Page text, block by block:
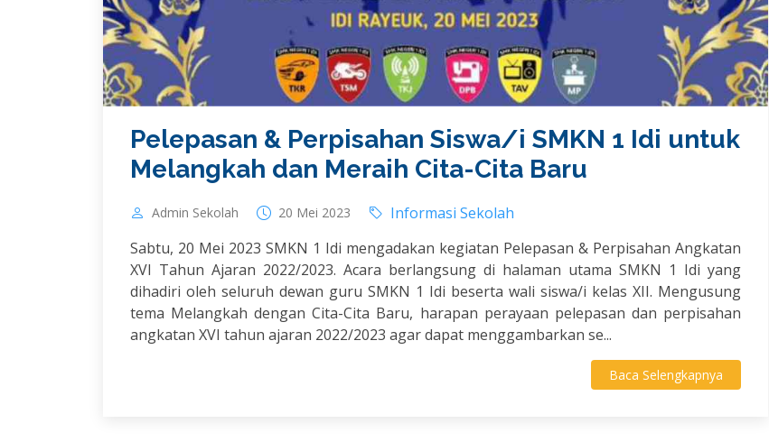
Pelepasan & Perpisahan Siswa/i SMKN 1 Idi untuk
Melangkah dan Meraih Cita-Cita Baru
Admin Sekolah 20 Mei 2023
Informasi Sekolah
Sabtu, 20 Mei 2023 SMKN 1 Idi mengadakan kegiatan Pelepasan & Perpisahan Angkatan
XVI Tahun Ajaran 2022/2023. Acara berlangsung di halaman utama SMKN 1 Idi yang
dihadiri oleh seluruh dewan guru SMKN 1 Idi beserta wali siswa/i kelas XII. Mengusung
tema Melangkah dengan Cita-Cita Baru, harapan perayaan pelepasan dan perpisahan
angkatan XVI tahun ajaran 2022/2023 agar dapat menggambarkan se...
Baca Selengkapnya